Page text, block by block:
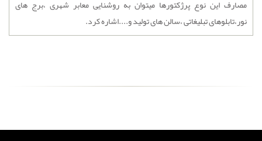
مصارف این نوع پرژکتورها میتوان به روشنایی معابر شهری ،برج های
نور،تابلوهای تبلیغاتی ،سالن های تولید و....اشاره کرد.